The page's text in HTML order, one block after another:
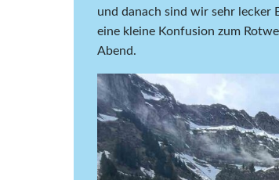
und danach sind wir sehr lecker
eine kleine Konfusion zum
Abend.